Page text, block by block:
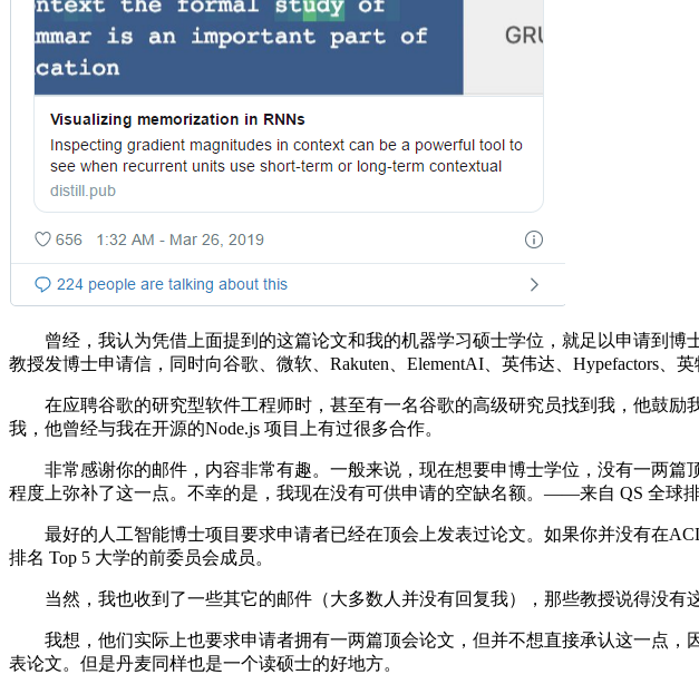
曾经，我认为凭借上面提到的这篇论文和我的机器学习硕士学位，就足以申请到博
教授发博士申请信，同时向谷歌、微软、Rakuten、ElementAI、英伟达、Hypefactors、
在应聘谷歌的研究型软件工程师时，甚至有一名谷歌的高级研究员找到我，他鼓励
我，他曾经与我在开源的Node.js 项目上有过很多合作。
非常感谢你的邮件，内容非常有趣。一般来说，现在想要申博士学位，没有一两篇
程度上弥补了这一点。不幸的是，我现在没有可供申请的空缺名额。——来自 QS 全球排
最好的人工智能博士项目要求申请者已经在顶会上发表过论文。如果你并没有在
排名 Top 5 大学的前委员会成员。
当然，我也收到了一些其它的邮件（大多数人并没有回复我），那些教授说得没有
我想，他们实际上也要求申请者拥有一两篇顶会论文，但并不想直接承认这一点，
表论文。但是丹麦同样也是一个读硕士的好地方。